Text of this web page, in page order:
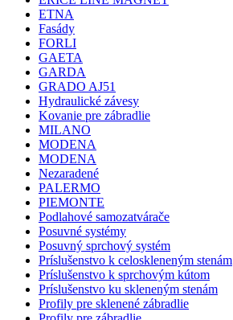
ETNA
Fasády
FORLI
GAETA
GARDA
GRADO AJ51
Hydraulické závesy
Kovanie pre zábradlie
MILANO
MODENA
MODENA
Nezaradené
PALERMO
PIEMONTE
Podlahové samozatvárače
Posuvné systémy
Posuvný sprchový systém
Príslušenstvo k celoskleneným stenám
Príslušenstvo k sprchovým kútom
Príslušenstvo ku skleneným stenám
Profily pre sklenené zábradlie